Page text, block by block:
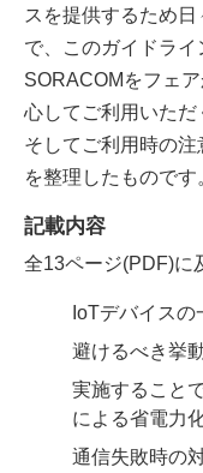
スを提供するため
で、このガイドラ
SORACOMをフェ
心してご利用いただ
そしてご利用時の
を整理したものです
記載内容
全13ページ(PDF)に
IoTデバイス
避けるべき挙
実施すること
による省電力化
通信失敗時の